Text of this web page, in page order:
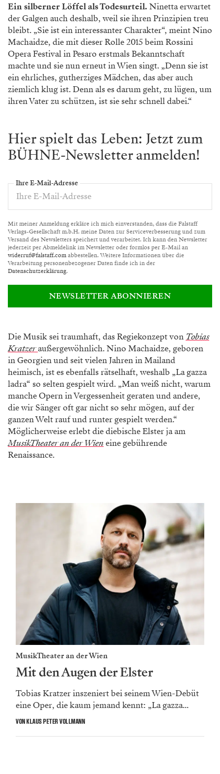
Ein silberner Löffel als Todesurteil. Ninetta erwartet
der Galgen auch deshalb, weil sie ihren Prinzipien treu
bleibt. „Sie ist ein interessanter Charakter“, meint Nino
Machaidze, die mit dieser Rolle 2015 beim Rossini
Opera Festival in Pesaro erstmals Bekanntschaft
machte und sie nun erneut in Wien singt. „Denn sie ist
ein ehrliches, gutherziges Mädchen, das aber auch
ziemlich klug ist. Denn als es darum geht, zu lügen, um
ihren Vater zu schützen, ist sie sehr schnell dabei.“
Hier spielt das Leben: Jetzt zum
BÜHNE-Newsletter anmelden!
Ihre E-Mail-Adresse
Mit meiner Anmeldung erkläre ich mich einverstanden, dass die Falstaff
Verlags-Gesellschaft m.b.H. meine Daten zur Serviceverbesserung und zum
Versand des Newsletters speichert und verarbeitet. Ich kann den Newsletter
jederzeit per Abmeldelink im Newsletter oder formlos per E-Mail an
widerruf@falstaff.comabbestellen. Weitere Informationen über die
Verarbeitung personenbezogener Daten finde ich in der
Datenschutzerklärung.
NEWSLETTER ABONNIEREN
Die Musik sei traumhaft, das Regiekonzept von Tobias
Kratzeraußergewöhnlich. Nino Machaidze, geboren
in Georgien und seit vielen Jahren in Mailand
heimisch, ist es ebenfalls rätselhaft, weshalb „La gazza
ladra“ so selten gespielt wird. „Man weiß nicht, warum
manche Opern in Vergessenheit geraten und andere,
die wir Sänger oft gar nicht so sehr mögen, auf der
ganzen Welt rauf und runter gespielt werden.“
Möglicherweise erlebt die diebische Elster ja am
MusikTheater an der Wieneine gebührende
Renaissance.
MusikTheater an der Wien
Mit den Augen der Elster
Tobias Kratzer inszeniert bei seinem Wien-Debüt
eine Oper, die kaum jemand kennt: „La gazza...
VON KLAUS PETER VOLLMANN